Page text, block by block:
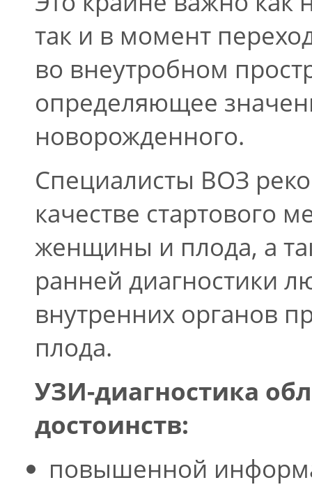
так и в момент
во внеутробном
определяющее
новорожденного.
Специалисты ВОЗ
качестве стартового
женщины и плода, а
ранней диагностики
внутренних органов
плода.
УЗИ-диагностика
достоинств:
повышенной